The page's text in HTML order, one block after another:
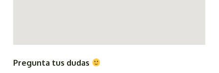
Pregunta tus dudas